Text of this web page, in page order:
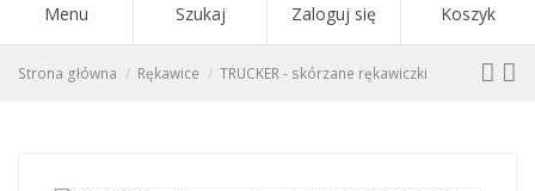
Menu Szukaj Zaloguj się Koszyk
Strona główna Rękawice TRUCKER - skórzane rękawiczki